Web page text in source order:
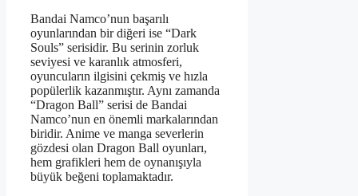
Bandai Namco’nun başarılı
oyunlarından bir diğeri ise “Dark
Souls” serisidir. Bu serinin zorluk
seviyesi ve karanlık atmosferi,
oyuncuların ilgisini çekmiş ve hızla
popülerlik kazanmıştır. Aynı zamanda
“Dragon Ball” serisi de Bandai
Namco’nun en önemli markalarından
biridir. Anime ve manga severlerin
gözdesi olan Dragon Ball oyunları,
hem grafikleri hem de oynanışıyla
büyük beğeni toplamaktadır.